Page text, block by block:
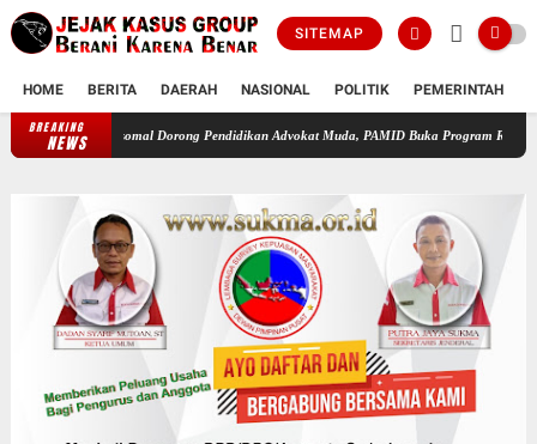
SITEMAP
HOME BERITA DAERAH NASIONAL POLITIK PEMERINTAH
BREAKING
NEWS
Nasomal Dorong Pendidikan Advokat Muda, PAMID Buka Program Rumah Hukum